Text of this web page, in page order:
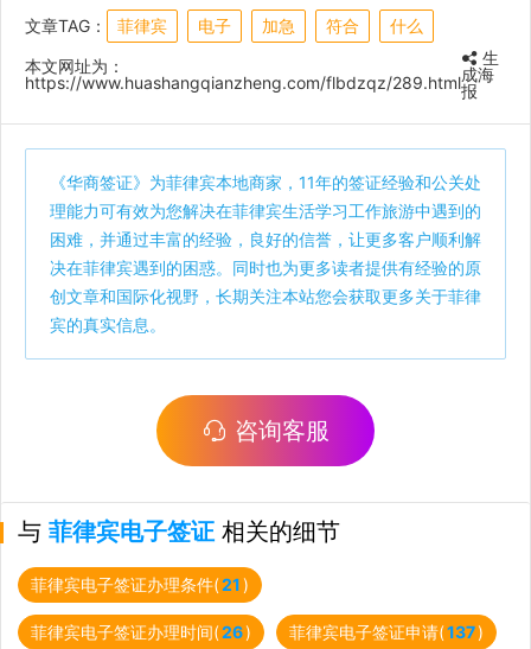
文章TAG： 菲律宾 电子 加急 符合
什么
本文网址为：
https://www.huashangqianzheng.com/flbdzqz/289.html
生
成海
报
《华商签证》为菲律宾本地商家，11年的签证经验和公关处
理能力可有效为您解决在菲律宾生活学习工作旅游中遇到的
困难，并通过丰富的经验，良好的信誉，让更多客户顺利解
决在菲律宾遇到的困惑。同时也为更多读者提供有经验的原
创文章和国际化视野，长期关注本站您会获取更多关于菲律
宾的真实信息。
咨询客服
与 菲律宾电子签证 相关的细节
菲律宾电子签证办理条件(21)
菲律宾电子签证办理时间(26) 菲律宾电子签证申请(137)